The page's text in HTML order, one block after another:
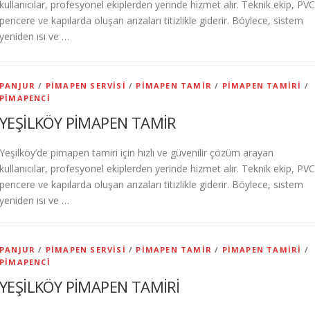
kullanıcılar, profesyonel ekiplerden yerinde hizmet alır. Teknik ekip, PVC
pencere ve kapılarda oluşan arızaları titizlikle giderir. Böylece, sistem
yeniden ısı ve …
PANJUR / PIMAPEN SERVISI / PIMAPEN TAMIR / PIMAPEN TAMIRI /
PIMAPENCI
YEŞİLKÖY PİMAPEN TAMİR
Yeşilköy’de pimapen tamiri için hızlı ve güvenilir çözüm arayan
kullanıcılar, profesyonel ekiplerden yerinde hizmet alır. Teknik ekip, PVC
pencere ve kapılarda oluşan arızaları titizlikle giderir. Böylece, sistem
yeniden ısı ve …
PANJUR / PIMAPEN SERVISI / PIMAPEN TAMIR / PIMAPEN TAMIRI /
PIMAPENCI
YEŞİLKÖY PİMAPEN TAMİRİ